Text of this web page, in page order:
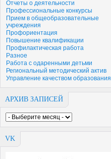
Отчеты о деятельности
Профессиональные конкурсы
Прием в общеобразовательные
учреждения
Профориентация
Повышение квалификации
Профилактическая работа
Разное
Работа с одаренными детьми
Региональный методический актив
Управление качеством образования
АРХИВ ЗАПИСЕЙ
VK